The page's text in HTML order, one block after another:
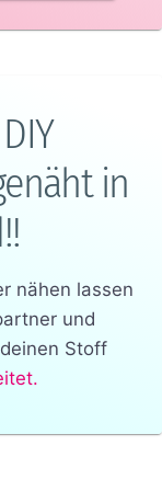
in
nähen lassen
und
Stoff